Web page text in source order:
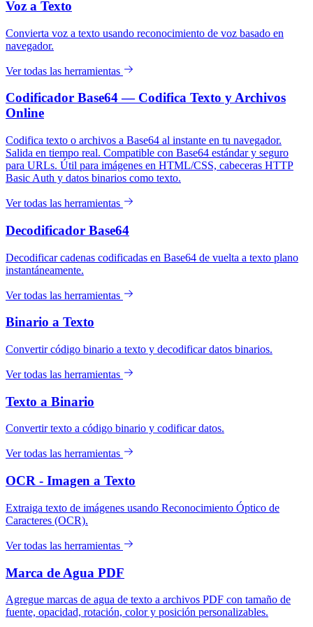
Voz a Texto
Convierta voz a texto usando reconocimiento de voz basado en
navegador.
Ver todas las herramientas
Codificador Base64 — Codifica Texto y Archivos
Online
Codifica texto o archivos a Base64 al instante en tu navegador.
Salida en tiempo real. Compatible con Base64 estándar y seguro
para URLs. Útil para imágenes en HTML/CSS, cabeceras HTTP
Basic Auth y datos binarios como texto.
Ver todas las herramientas
Decodificador Base64
Decodificar cadenas codificadas en Base64 de vuelta a texto plano
instantáneamente.
Ver todas las herramientas
Binario a Texto
Convertir código binario a texto y decodificar datos binarios.
Ver todas las herramientas
Texto a Binario
Convertir texto a código binario y codificar datos.
Ver todas las herramientas
OCR - Imagen a Texto
Extraiga texto de imágenes usando Reconocimiento Óptico de
Caracteres (OCR).
Ver todas las herramientas
Marca de Agua PDF
Agregue marcas de agua de texto a archivos PDF con tamaño de
fuente, opacidad, rotación, color y posición personalizables.